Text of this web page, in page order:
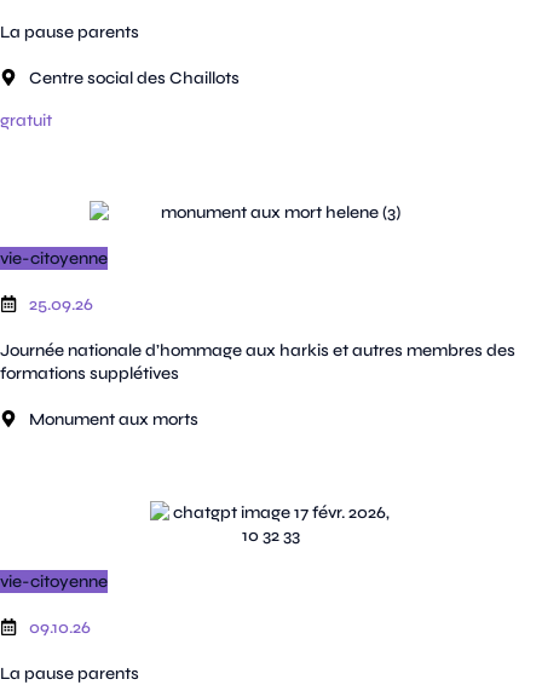
La pause parents
Centre social des Chaillots
gratuit
vie-citoyenne
25.09.26
Journée nationale d’hommage aux harkis et autres membres des
formations supplétives
Monument aux morts
vie-citoyenne
09.10.26
La pause parents